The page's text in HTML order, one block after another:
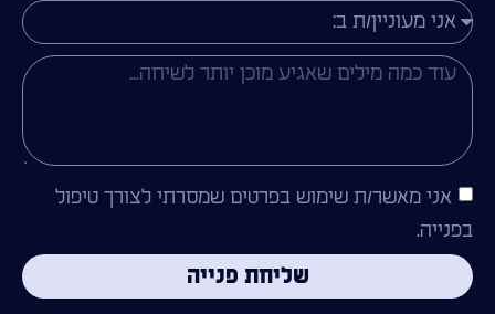
אני מאשר/ת שימוש בפרטים שמסרתי לצורך טיפול
בפנייה.
שליחת פנייה